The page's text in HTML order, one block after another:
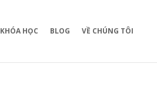
KHÓA HỌC BLOG VỀ CHÚNG TÔI